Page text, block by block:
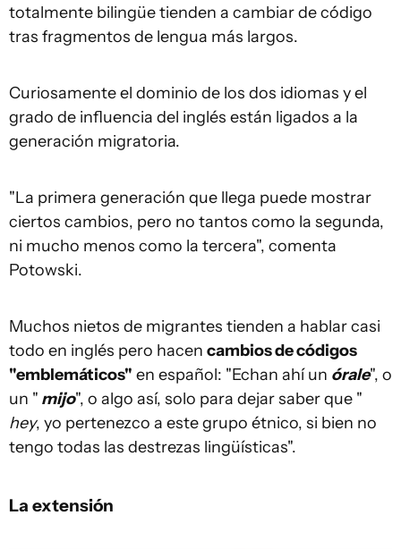
totalmente bilingüe tienden a cambiar de código
tras fragmentos de lengua más largos.
Curiosamente el dominio de los dos idiomas y el
grado de influencia del inglés están ligados a la
generación migratoria.
"La primera generación que llega puede mostrar
ciertos cambios, pero no tantos como la segunda,
ni mucho menos como la tercera", comenta
Potowski.
Muchos nietos de migrantes tienden a hablar casi
todo en inglés pero hacen cambios de códigos
"emblemáticos" en español: "Echan ahí un órale", o
un " mijo", o algo así, solo para dejar saber que "
hey, yo pertenezco a este grupo étnico, si bien no
tengo todas las destrezas lingüísticas".
La extensión